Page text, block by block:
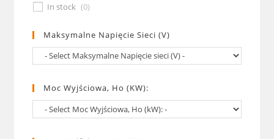
In stock (0)
Maksymalne Napięcie Sieci (V)
Moc Wyjściowa, Ho (kW):